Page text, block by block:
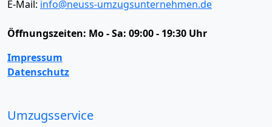
E-Mail: info@neuss-umzugsunternehmen.de
Öffnungszeiten: Mo - Sa: 09:00 - 19:30 Uhr
Impressum
Datenschutz
Umzugsservice